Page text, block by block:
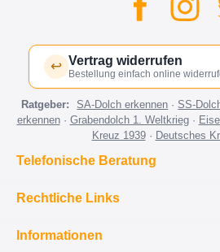
↩ Vertrag widerrufen
Bestellung einfach online
Ratgeber: SA-Dolch erkennen ·SS-
erkennen· Grabendolch 1. Weltkrieg·
Kreuz 1939· Deutsches
Telefonische Beratung
Rechtliche Links
Informationen